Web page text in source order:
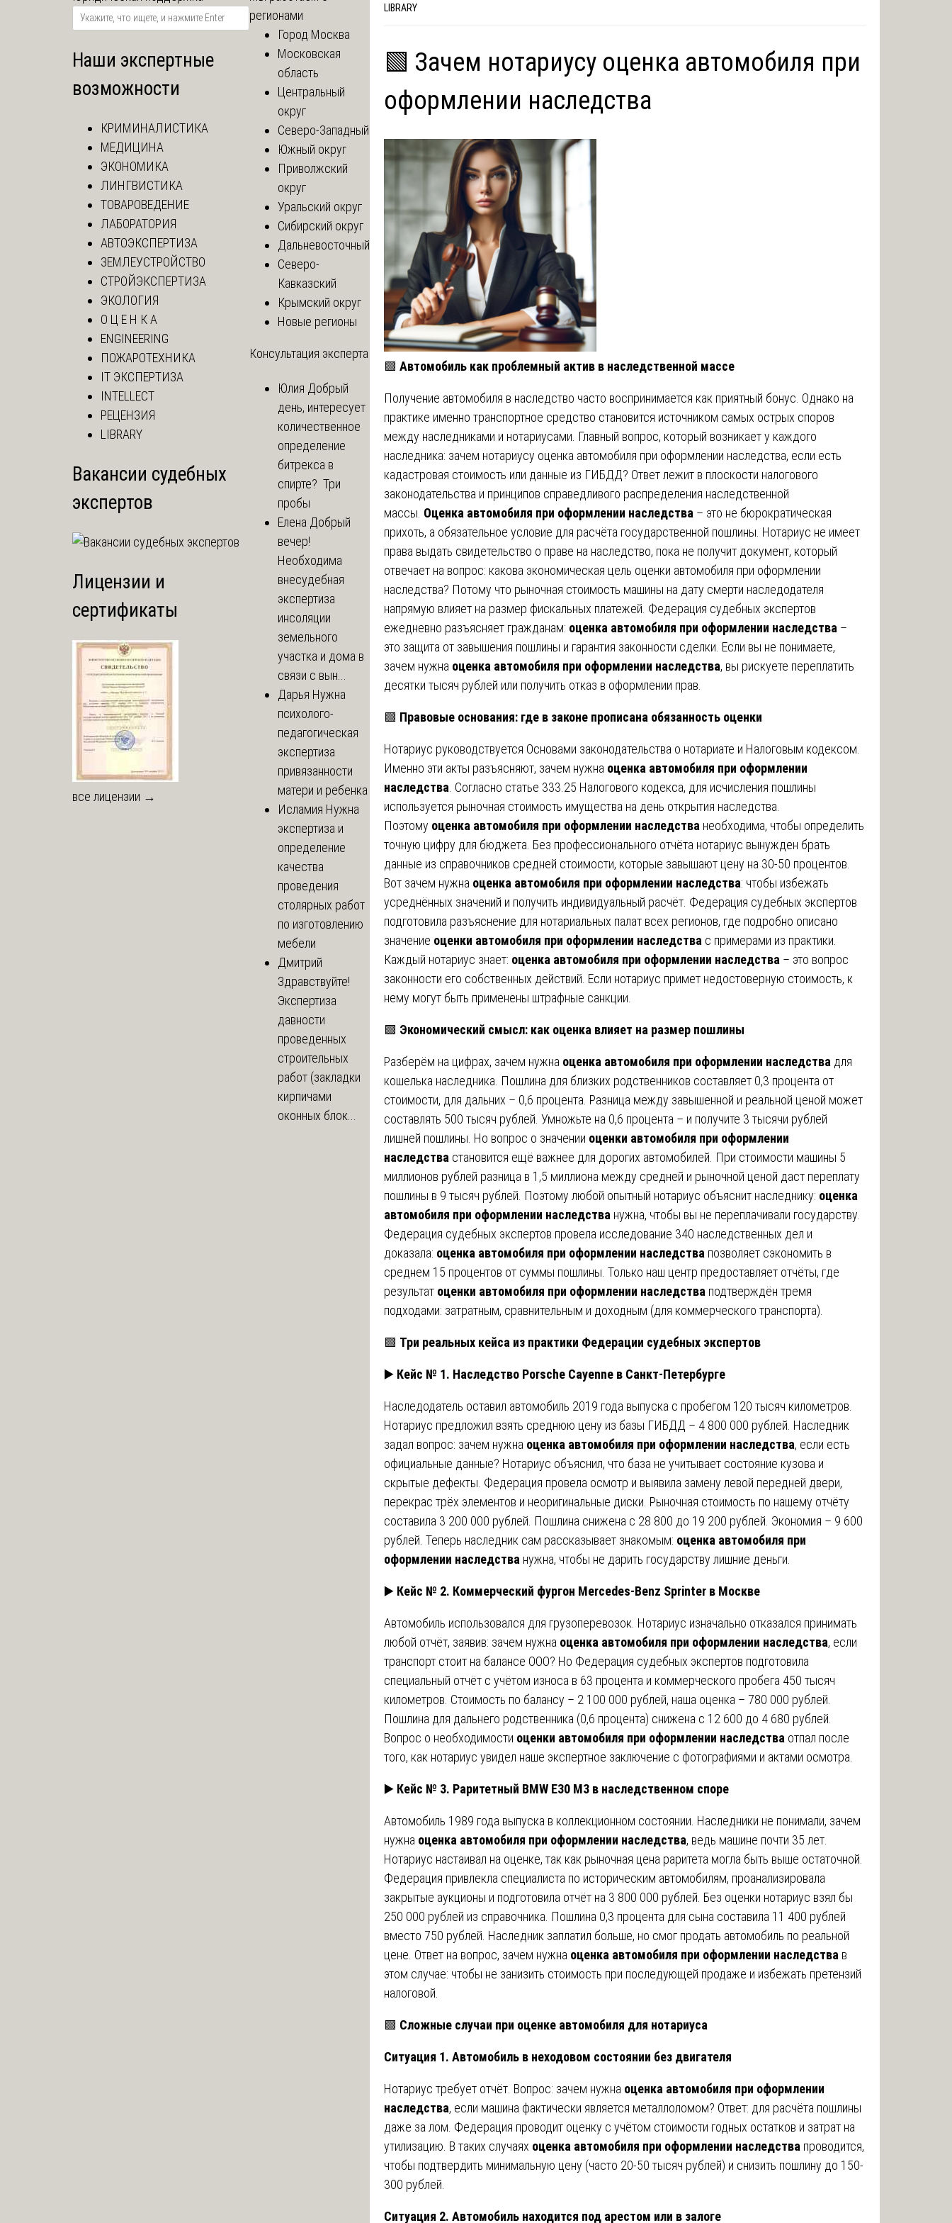
LIBRARY
🟩 Зачем нотариусу оценка автомобиля при
оформлении наследства
🟩 Автомобиль как проблемный актив в наследственной массе
Получение автомобиля в наследство часто воспринимается как приятный бонус. Однако на
практике именно транспортное средство становится источником самых острых споров
между наследниками и нотариусами. Главный вопрос, который возникает у каждого
наследника: зачем нотариусу оценка автомобиля при оформлении наследства, если есть
кадастровая стоимость или данные из ГИБДД? Ответ лежит в плоскости налогового
законодательства и принципов справедливого распределения наследственной
массы. Оценка автомобиля при оформлении наследства – это не бюрократическая
прихоть, а обязательное условие для расчёта государственной пошлины. Нотариус не имеет
права выдать свидетельство о праве на наследство, пока не получит документ, который
отвечает на вопрос: какова экономическая цель оценки автомобиля при оформлении
наследства? Потому что рыночная стоимость машины на дату смерти наследодателя
напрямую влияет на размер фискальных платежей. Федерация судебных экспертов
ежедневно разъясняет гражданам: оценка автомобиля при оформлении наследства –
это защита от завышения пошлины и гарантия законности сделки. Если вы не понимаете,
зачем нужна оценка автомобиля при оформлении наследства, вы рискуете переплатить
десятки тысяч рублей или получить отказ в оформлении прав.
🟩 Правовые основания: где в законе прописана обязанность оценки
Нотариус руководствуется Основами законодательства о нотариате и Налоговым кодексом.
Именно эти акты разъясняют, зачем нужна оценка автомобиля при оформлении
наследства . Согласно статье 333.25 Налогового кодекса, для исчисления пошлины
используется рыночная стоимость имущества на день открытия наследства.
Поэтому оценка автомобиля при оформлении наследства необходима, чтобы определить
точную цифру для бюджета. Без профессионального отчёта нотариус вынужден брать
данные из справочников средней стоимости, которые завышают цену на 30-50 процентов.
Вот зачем нужна оценка автомобиля при оформлении наследства: чтобы избежать
усреднённых значений и получить индивидуальный расчёт. Федерация судебных экспертов
подготовила разъяснение для нотариальных палат всех регионов, где подробно описано
значение оценки автомобиля при оформлении наследства с примерами из практики.
Каждый нотариус знает: оценка автомобиля при оформлении наследства – это вопрос
законности его собственных действий. Если нотариус примет недостоверную стоимость, к
нему могут быть применены штрафные санкции.
🟩 Экономический смысл: как оценка влияет на размер пошлины
Разберём на цифрах, зачем нужна оценка автомобиля при оформлении наследства для
кошелька наследника. Пошлина для близких родственников составляет 0,3 процента от
стоимости, для дальних – 0,6 процента. Разница между завышенной и реальной ценой может
составлять 500 тысяч рублей. Умножьте на 0,6 процента – и получите 3 тысячи рублей
лишней пошлины. Но вопрос о значении оценки автомобиля при оформлении
наследства становится ещё важнее для дорогих автомобилей. При стоимости машины 5
миллионов рублей разница в 1,5 миллиона между средней и рыночной ценой даст переплату
пошлины в 9 тысяч рублей. Поэтому любой опытный нотариус объяснит наследнику: оценка
автомобиля при оформлении наследства нужна, чтобы вы не переплачивали государству.
Федерация судебных экспертов провела исследование 340 наследственных дел и
доказала: оценка автомобиля при оформлении наследства позволяет сэкономить в
среднем 15 процентов от суммы пошлины. Только наш центр предоставляет отчёты, где
результат оценки автомобиля при оформлении наследства подтверждён тремя
подходами: затратным, сравнительным и доходным (для коммерческого транспорта).
🟩 Три реальных кейса из практики Федерации судебных экспертов
▶️ Кейс № 1. Наследство Porsche Cayenne в Санкт-Петербурге
Наследодатель оставил автомобиль 2019 года выпуска с пробегом 120 тысяч километров.
Нотариус предложил взять среднюю цену из базы ГИБДД – 4 800 000 рублей. Наследник
задал вопрос: зачем нужна оценка автомобиля при оформлении наследства, если есть
официальные данные? Нотариус объяснил, что база не учитывает состояние кузова и
скрытые дефекты. Федерация провела осмотр и выявила замену левой передней двери,
перекрас трёх элементов и неоригинальные диски. Рыночная стоимость по нашему отчёту
составила 3 200 000 рублей. Пошлина снижена с 28 800 до 19 200 рублей. Экономия – 9 600
рублей. Теперь наследник сам рассказывает знакомым: оценка автомобиля при
оформлении наследства нужна, чтобы не дарить государству лишние деньги.
▶️ Кейс № 2. Коммерческий фургон Mercedes-Benz Sprinter в Москве
Автомобиль использовался для грузоперевозок. Нотариус изначально отказался принимать
любой отчёт, заявив: зачем нужна оценка автомобиля при оформлении наследства, если
транспорт стоит на балансе ООО? Но Федерация судебных экспертов подготовила
специальный отчёт с учётом износа в 63 процента и коммерческого пробега 450 тысяч
километров. Стоимость по балансу – 2 100 000 рублей, наша оценка – 780 000 рублей.
Пошлина для дальнего родственника (0,6 процента) снижена с 12 600 до 4 680 рублей.
Вопрос о необходимости оценки автомобиля при оформлении наследства отпал после
того, как нотариус увидел наше экспертное заключение с фотографиями и актами осмотра.
▶️ Кейс № 3. Раритетный BMW E30 M3 в наследственном споре
Автомобиль 1989 года выпуска в коллекционном состоянии. Наследники не понимали, зачем
нужна оценка автомобиля при оформлении наследства, ведь машине почти 35 лет.
Нотариус настаивал на оценке, так как рыночная цена раритета могла быть выше остаточной.
Федерация привлекла специалиста по историческим автомобилям, проанализировала
закрытые аукционы и подготовила отчёт на 3 800 000 рублей. Без оценки нотариус взял бы
250 000 рублей из справочника. Пошлина 0,3 процента для сына составила 11 400 рублей
вместо 750 рублей. Наследник заплатил больше, но смог продать автомобиль по реальной
цене. Ответ на вопрос, зачем нужна оценка автомобиля при оформлении наследства в
этом случае: чтобы не занизить стоимость при последующей продаже и избежать претензий
налоговой.
🟩 Сложные случаи при оценке автомобиля для нотариуса
Ситуация 1. Автомобиль в неходовом состоянии без двигателя
Нотариус требует отчёт. Вопрос: зачем нужна оценка автомобиля при оформлении
наследства, если машина фактически является металлоломом? Ответ: для расчёта пошлины
даже за лом. Федерация проводит оценку с учётом стоимости годных остатков и затрат на
утилизацию. В таких случаях оценка автомобиля при оформлении наследства проводится,
чтобы подтвердить минимальную цену (часто 20-50 тысяч рублей) и снизить пошлину до 150-
300 рублей.
Ситуация 2. Автомобиль находится под арестом или в залоге
Наши экспертные
возможности
КРИМИНАЛИСТИКА
МЕДИЦИНА
ЭКОНОМИКА
ЛИНГВИСТИКА
ТОВАРОВЕДЕНИЕ
ЛАБОРАТОРИЯ
АВТОЭКСПЕРТИЗА
ЗЕМЛЕУСТРОЙСТВО
СТРОЙЭКСПЕРТИЗА
ЭКОЛОГИЯ
О Ц Е Н К А
ENGINEERING
ПОЖАРОТЕХНИКА
IT ЭКСПЕРТИЗА
INTELLECT
РЕЦЕНЗИЯ
LIBRARY
Вакансии судебных
экспертов
Лицензии и
сертификаты
все лицензии →
регионами
Город Москва
Московская
область
Центральный
округ
Северо-Западный
Южный округ
Приволжский
округ
Уральский округ
Сибирский округ
Дальневосточный
Северо-
Кавказский
Крымский округ
Новые регионы
Консультация эксперта
Юлия Добрый
день, интересует
количественное
определение
битрекса в
спирте? Три
пробы
Елена Добрый
вечер!
Необходима
внесудебная
экспертиза
инсоляции
земельного
участка и дома в
связи с вын...
Дарья Нужна
психолого-
педагогическая
экспертиза
привязанности
матери и ребенка
Исламия Нужна
экспертиза и
определение
качества
проведения
столярных работ
по изготовлению
мебели
Дмитрий
Здравствуйте!
Экспертиза
давности
проведенных
строительных
работ (закладки
кирпичами
оконных блок...